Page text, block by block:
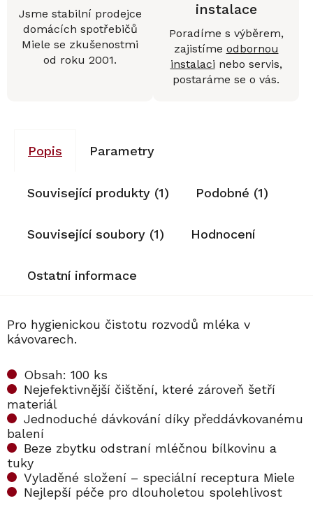
Jsme stabilní prodejce
domácích spotřebičů
Miele se zkušenostmi
od roku 2001.
instalace
Poradíme s výběrem,
zajistíme odbornou
instalaci nebo servis,
postaráme se o vás.
Popis Parametry
Související produkty (1) Podobné (1)
Související soubory (1) Hodnocení
Ostatní informace
Pro hygienickou čistotu rozvodů mléka v
kávovarech.
Obsah: 100 ks
Nejefektivnější čištění, které zároveň šetří
materiál
Jednoduché dávkování díky předdávkovanému
balení
Beze zbytku odstraní mléčnou bílkovinu a
tuky
Vyladěné složení – speciální receptura Miele
Nejlepší péče pro dlouholetou spolehlivost